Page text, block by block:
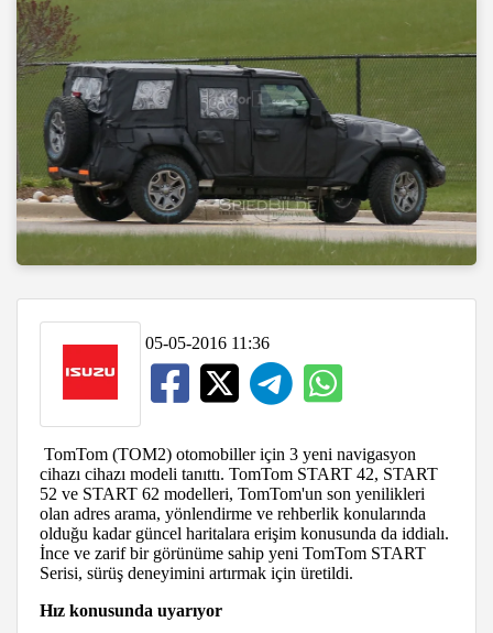
05-05-2016 11:36
TomTom (TOM2) otomobiller için 3 yeni navigasyon
cihazı cihazı modeli tanıttı. TomTom START 42, START
52 ve START 62 modelleri, TomTom'un son yenilikleri
olan adres arama, yönlendirme ve rehberlik konularında
olduğu kadar güncel haritalara erişim konusunda da iddialı.
İnce ve zarif bir görünüme sahip yeni TomTom START
Serisi, sürüş deneyimini artırmak için üretildi.
Hız konusunda uyarıyor